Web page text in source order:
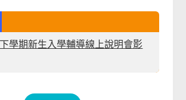
學期新生入學輔導線上說明會影